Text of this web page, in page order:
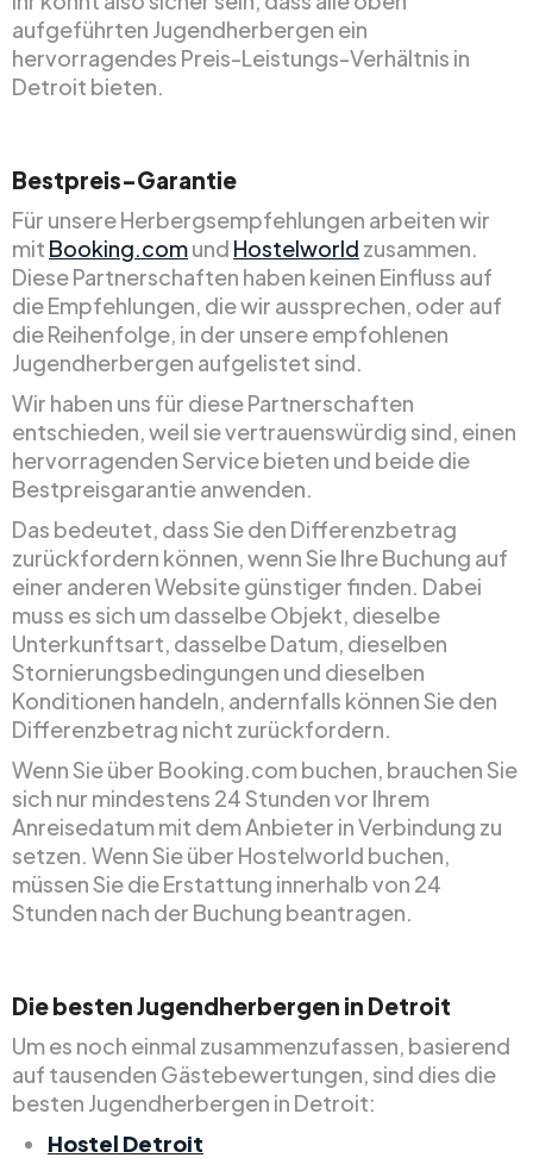
aufgeführten Jugendherbergen ein
hervorragendes Preis-Leistungs-Verhältnis in
Detroit bieten.
Bestpreis-Garantie
Für unsere Herbergsempfehlungen arbeiten wir
mit Booking.comund Hostelworld zusammen.
Diese Partnerschaften haben keinen Einfluss auf
die Empfehlungen, die wir aussprechen, oder auf
die Reihenfolge, in der unsere empfohlenen
Jugendherbergen aufgelistet sind.
Wir haben uns für diese Partnerschaften
entschieden, weil sie vertrauenswürdig sind, einen
hervorragenden Service bieten und beide die
Bestpreisgarantie anwenden.
Das bedeutet, dass Sie den Differenzbetrag
zurückfordern können, wenn Sie Ihre Buchung auf
einer anderen Website günstiger finden. Dabei
muss es sich um dasselbe Objekt, dieselbe
Unterkunftsart, dasselbe Datum, dieselben
Stornierungsbedingungen und dieselben
Konditionen handeln, andernfalls können Sie den
Differenzbetrag nicht zurückfordern.
Wenn Sie über Booking.com buchen, brauchen Sie
sich nur mindestens 24 Stunden vor Ihrem
Anreisedatum mit dem Anbieter in Verbindung zu
setzen. Wenn Sie über Hostelworld buchen,
müssen Sie die Erstattung innerhalb von 24
Stunden nach der Buchung beantragen.
Die besten Jugendherbergen in Detroit
Um es noch einmal zusammenzufassen, basierend
auf tausenden Gästebewertungen, sind dies die
besten Jugendherbergen in Detroit:
Hostel Detroit